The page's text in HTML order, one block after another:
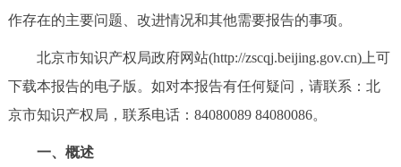
个人服务 法人服务 部门服务
便民服务 利企服务 投资项目
中介服务 阳光政务
作存在的主要问题、改进情况和其他需要报告的事项。
北京市知识产权局政府网站(http://zscqj.beijing.gov.cn)上可
下载本报告的电子版。如对本报告有任何疑问，请联系：北
京市知识产权局，联系电话：84080089 84080086。
一、概述